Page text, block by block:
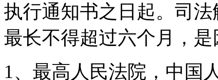
执行通知书之日起。司
最长不得超过六个月，是
1、最高人民法院，中国